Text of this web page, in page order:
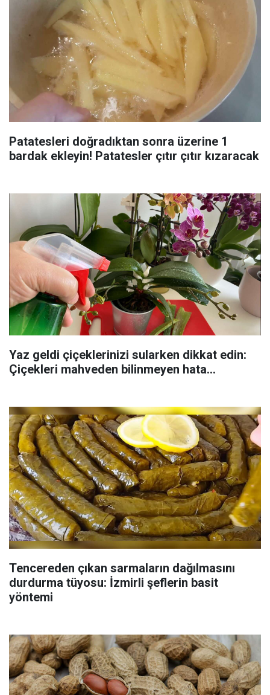
Patatesleri doğradıktan sonra üzerine 1
bardak ekleyin! Patatesler çıtır çıtır kızaracak
Yaz geldi çiçeklerinizi sularken dikkat edin:
Çiçekleri mahveden bilinmeyen hata...
Tencereden çıkan sarmaların dağılmasını
durdurma tüyosu: İzmirli şeflerin basit
yöntemi